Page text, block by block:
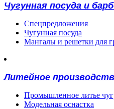
Чугунная посуда и
Спецпредложения
Чугунная посуда
Мангалы и решетки для
Литейное
Промышленное литье
Модельная оснастка